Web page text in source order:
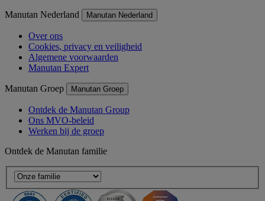
Manutan Nederland Manutan Nederland
Over ons
Cookies, privacy en veiligheid
Algemene voorwaarden
Manutan Expert
Manutan Groep Manutan Groep
Ontdek de Manutan Group
Ons MVO-beleid
Werken bij de groep
Ontdek de Manutan familie